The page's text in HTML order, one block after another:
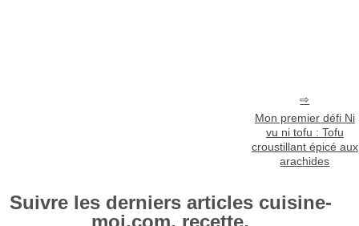
Mon premier défi Ni
vu ni tofu : Tofu
croustillant épicé aux
arachides
Suivre les derniers articles cuisine-
moi.com, recette.